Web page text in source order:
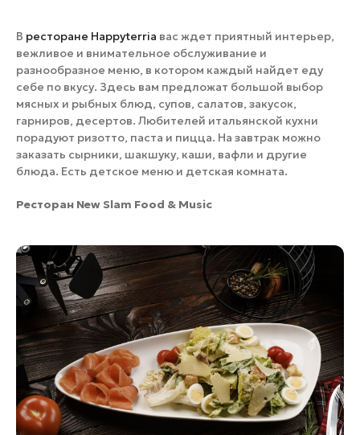
В ресторане Happyterria вас ждет приятный интерьер,
вежливое и внимательное обслуживание и
разнообразное меню, в котором каждый найдет еду
себе по вкусу. Здесь вам предложат большой выбор
мясных и рыбных блюд, супов, салатов, закусок,
гарниров, десертов. Любителей итальянской кухни
порадуют ризотто, паста и пицца. На завтрак можно
заказать сырники, шакшуку, каши, вафли и другие
блюда. Есть детское меню и детская комната.
Ресторан New Slam Food & Music